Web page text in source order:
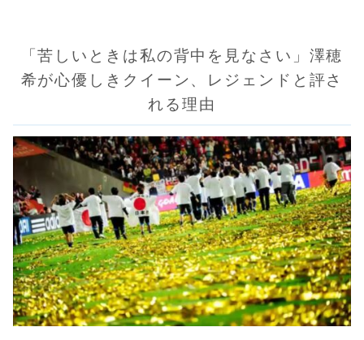
「苦しいときは私の背中を見なさい」澤穂
希が心優しきクイーン、レジェンドと評さ
れる理由